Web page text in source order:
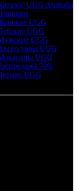
UGG Australia
UGG
UGG
UGG
UGG
UGG
70%
UGG